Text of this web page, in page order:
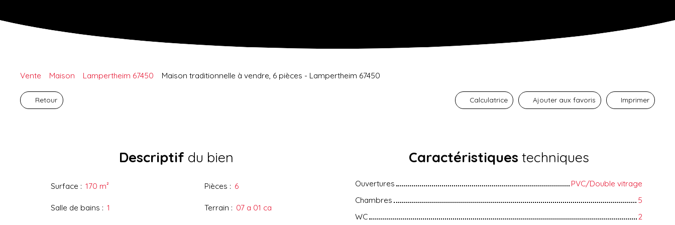
Vente Maison Lampertheim 67450 Maison traditionnelle à vendre, 6 pièces - Lampertheim 67450
Retour Calculatrice Ajouter aux favoris Imprimer
Descriptif du bien
Surface : 170 m² Pièces : 6
Salle de bains : 1 Terrain : 07 a 01 ca
Caractéristiques techniques
Ouvertures
PVC/Double vitrage
Chambres
5
WC
2